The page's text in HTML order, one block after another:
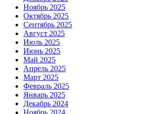
Ноябрь 2025
Октябрь 2025
Сентябрь 2025
Август 2025
Июль 2025
Июнь 2025
Май 2025
Апрель 2025
Март 2025
Февраль 2025
Январь 2025
Декабрь 2024
Ноябрь 2024